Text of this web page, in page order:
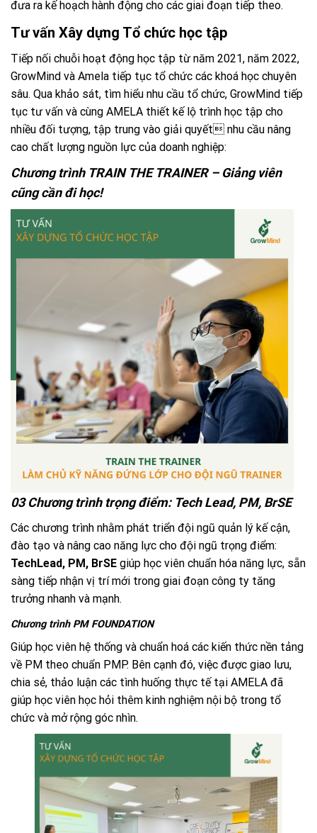
đưa ra kế hoạch hành động cho các giai đoạn tiếp theo.
Tư vấn Xây dựng Tổ chức học tập
Tiếp nối chuỗi hoạt động học tập từ năm 2021, năm 2022,
GrowMind và Amela tiếp tục tổ chức các khoá học chuyên
sâu. Qua khảo sát, tìm hiểu nhu cầu tổ chức, GrowMind tiếp
tục tư vấn và cùng AMELA thiết kế lộ trình học tập cho
nhiều đối tượng, tập trung vào giải quyết nhu cầu nâng
cao chất lượng nguồn lực của doanh nghiệp:
Chương trình TRAIN THE TRAINER– Giảng viên
cũng cần đi học!
03 Chương trình trọng điểm: Tech Lead, PM, BrSE
Các chương trình nhằm phát triển đội ngũ quản lý kế cận,
đào tạo và nâng cao năng lực cho đội ngũ trọng điểm:
TechLead, PM, BrSE giúp học viên chuẩn hóa năng lực, sẵn
sàng tiếp nhận vị trí mới trong giai đoạn công ty tăng
trưởng nhanh và mạnh.
Chương trình PM FOUNDATION
Giúp học viên hệ thống và chuẩn hoá các kiến thức nền tảng
về PM theo chuẩn PMP. Bên cạnh đó, việc được giao lưu,
chia sẻ, thảo luận các tình huống thực tế tại AMELA đã
giúp học viên học hỏi thêm kinh nghiệm nội bộ trong tổ
chức và mở rộng góc nhìn.